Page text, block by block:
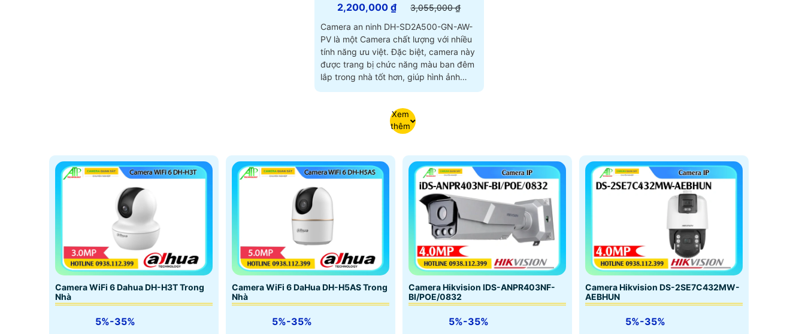
2,200,000 ₫
3,055,000 ₫
Camera an ninh DH-SD2A500-GN-AW-
PV là một Camera chất lượng với nhiều
tính năng ưu việt. Đặc biệt, camera này
được trang bị chức năng màu ban đêm
lắp trong nhà tốt hơn, giúp hình ảnh
Xem
thêm
Camera WiFi 6 Dahua DH-H3T Trong
Nhà
5%-35%
Camera WiFi 6 DaHua DH-H5AS Trong
Nhà
5%-35%
Camera Hikvision IDS-ANPR403NF-
BI/POE/0832
5%-35%
Camera Hikvision DS-2SE7C432MW-
AEBHUN
5%-35%